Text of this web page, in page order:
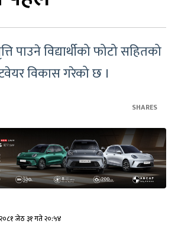
पाउने विद्यार्थीको फोटो सहितको
विकास गरेको छ ।
SHARES
२०८१ जेठ ३१ गते २०:५४